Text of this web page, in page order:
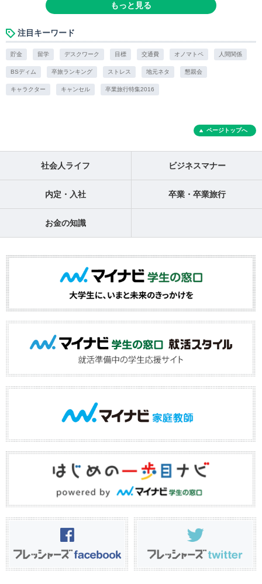
もっと見る
注目キーワード
貯金 留学 デスクワーク 目標 交通費 オノマトペ 人間関係
BSディム 卒旅ランキング ストレス 地元ネタ 懇親会
キャラクター キャンセル 卒業旅行特集2016
ページトップへ
社会人ライフ ビジネスマナー
内定・入社 卒業・卒業旅行
お金の知識